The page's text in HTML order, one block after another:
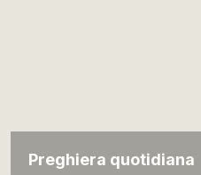
Preghiera quotidiana